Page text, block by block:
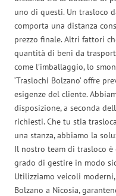
uno di questi. Un trasloco
comporta una distanza
prezzo finale. Altri fattori
quantità di beni da
come l’imballaggio, lo
‘Traslochi Bolzano’ offre
esigenze del cliente.
disposizione, a seconda
richiesti. Che tu stia
una stanza, abbiamo la
Il nostro team di trasloco
grado di gestire in modo
Utilizziamo veicoli
Bolzano a Nicosia,